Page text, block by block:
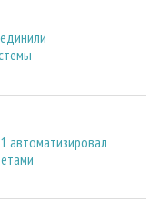
автоматизировал